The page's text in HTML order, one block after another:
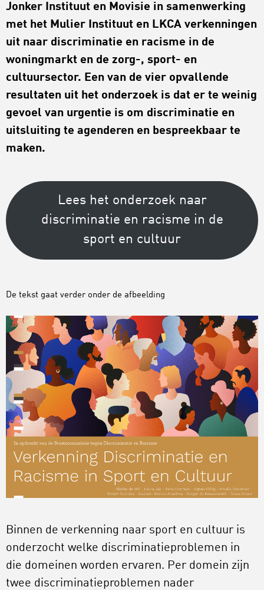
Jonker Instituut en Movisie in samenwerking
met het Mulier Instituut en LKCA verkenningen
uit naar discriminatie en racisme in de
woningmarkt en de zorg-, sport- en
cultuursector. Een van de vier opvallende
resultaten uit het onderzoek is dat er te weinig
gevoel van urgentie is om discriminatie en
uitsluiting te agenderen en bespreekbaar te
maken.
Lees het onderzoek naar
discriminatie en racisme in de
sport en cultuur
De tekst gaat verder onder de afbeelding
Binnen de verkenning naar sport en cultuur is
onderzocht welke discriminatieproblemen in
die domeinen worden ervaren. Per domein zijn
twee discriminatieproblemen nader